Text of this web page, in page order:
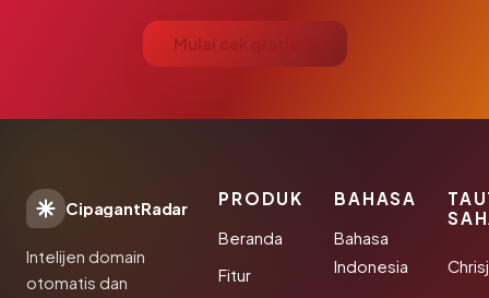
Mulai cek gratis →
CipagantRadar
Intelijen domain
otomatis dan
PRODUK
Beranda
Fitur
BAHASA
Bahasa
Indonesia